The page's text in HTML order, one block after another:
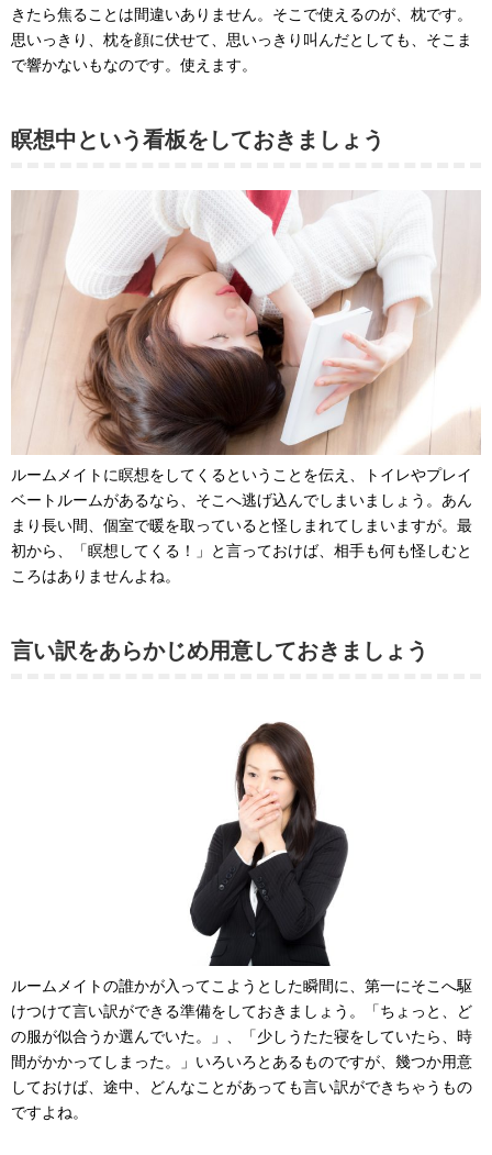
きたら焦ることは間違いありません。そこで使えるのが、枕です。
思いっきり、枕を顔に伏せて、思いっきり叫んだとしても、そこま
で響かないもなのです。使えます。
瞑想中という看板をしておきましょう
ルームメイトに瞑想をしてくるということを伝え、トイレやプレイ
ベートルームがあるなら、そこへ逃げ込んでしまいましょう。あん
まり長い間、個室で暖を取っていると怪しまれてしまいますが。最
初から、「瞑想してくる！」と言っておけば、相手も何も怪しむと
ころはありませんよね。
言い訳をあらかじめ用意しておきましょう
ルームメイトの誰かが入ってこようとした瞬間に、第一にそこへ駆
けつけて言い訳ができる準備をしておきましょう。「ちょっと、ど
の服が似合うか選んでいた。」、「少しうたた寝をしていたら、時
間がかかってしまった。」いろいろとあるものですが、幾つか用意
しておけば、途中、どんなことがあっても言い訳ができちゃうもの
ですよね。